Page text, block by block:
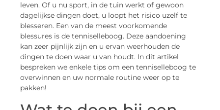
leven. Of u nu sport, in de tuin werkt of gewoon
dagelijkse dingen doet, u loopt het risico uzelf te
blesseren. Een van de meest voorkomende
blessures is de tenniselleboog. Deze aandoening
kan zeer pijnlijk zijn en u ervan weerhouden de
dingen te doen waar u van houdt. In dit artikel
bespreken we enkele tips om een tenniselleboog te
overwinnen en uw normale routine weer op te
pakken!